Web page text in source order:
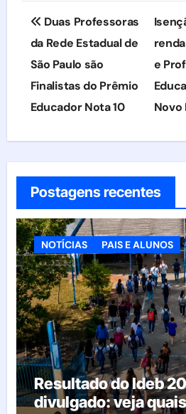
Navegação
de
Post
Duas Professoras
da Rede Estadual de
São Paulo são
Finalistas do Prêmio
Educador Nota 10
e
Novo
Postagens recentes
NOTÍCIAS PAIS E ALUNOS
Resultado do Ideb
divulgado: veja